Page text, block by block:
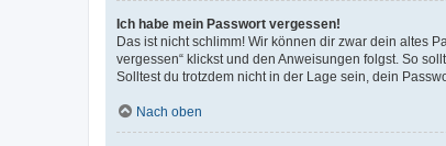
Ich habe mein Passwort vergessen!
Das ist nicht schlimm! Wir können dir zwar dein altes
vergessen“ klickst und den Anweisungen folgst. So
Solltest du trotzdem nicht in der Lage sein, dein
Nach oben